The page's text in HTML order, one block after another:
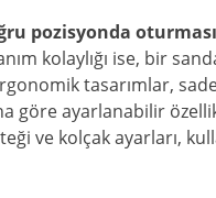
pozisyonda
kolaylığı ise, bir
tasarımlar,
göre ayarlanabilir
ve kolçak ayarları,